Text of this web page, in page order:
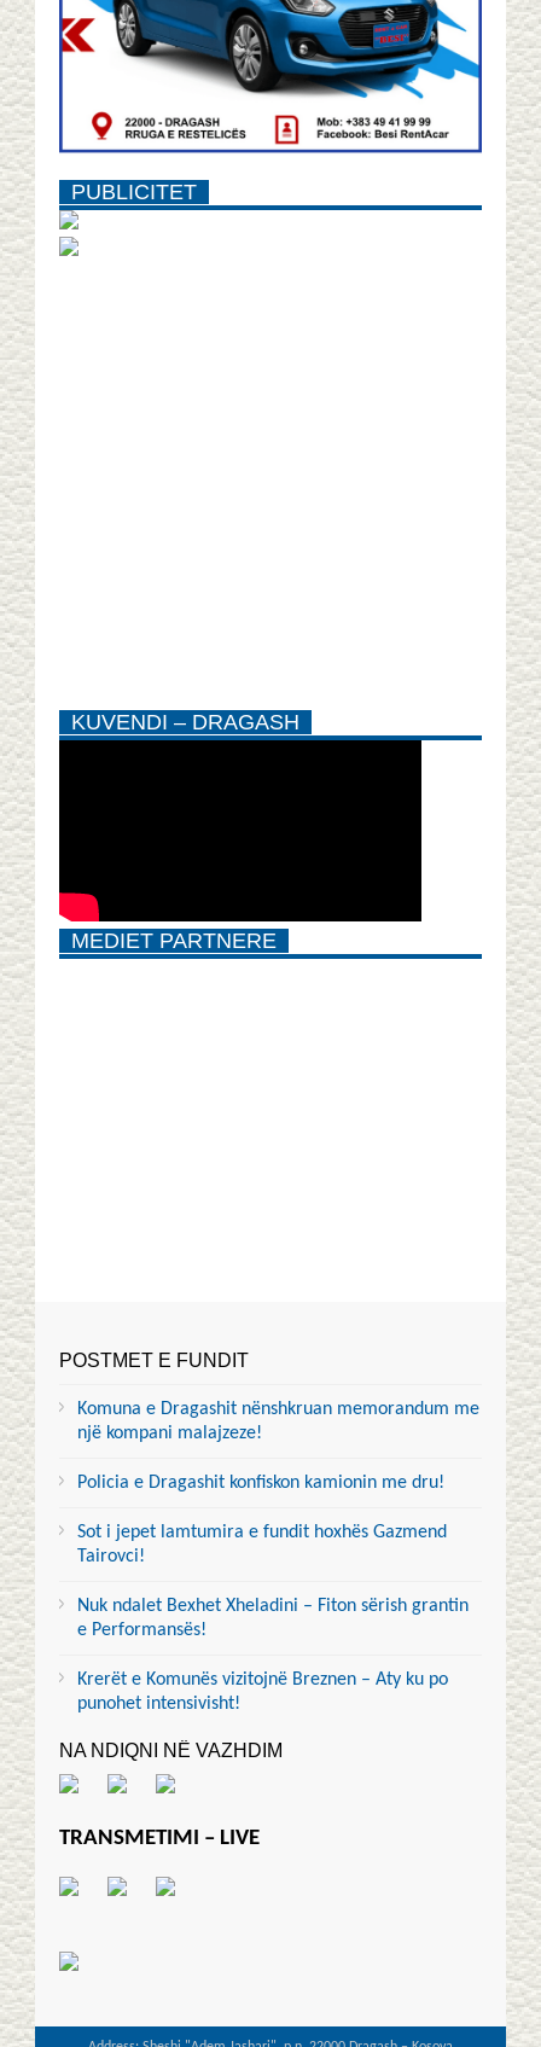
PUBLICITET
KUVENDI – DRAGASH
MEDIET PARTNERE
POSTMET E FUNDIT
Komuna e Dragashit nënshkruan memorandum me
një kompani malajzeze!
Policia e Dragashit konfiskon kamionin me dru!
Sot i jepet lamtumira e fundit hoxhës Gazmend
Tairovci!
Nuk ndalet Bexhet Xheladini – Fiton sërish grantin
e Performansës!
Krerët e Komunës vizitojnë Breznen – Aty ku po
punohet intensivisht!
NA NDIQNI NË VAZHDIM
TRANSMETIMI – LIVE